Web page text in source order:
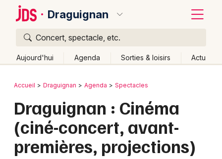
Draguignan
Concert, spectacle, etc.
Aujourd'hui Agenda Sorties & loisirs Actu
Publier un événement
Grands événements
Bordeaux
Colmar
Lille
Retour
Accueil Draguignan Agenda Spectacles
Draguignan : Cinéma
(ciné-concert, avant-
premières, projections)
Quoi ?
Où ?
Provence-Alpes-Côte-d'Azur
Partout
Près de moi
Changer de lieu
Quand ?
Effacer les dates